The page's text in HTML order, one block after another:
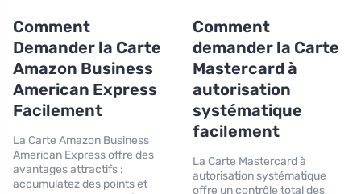
Comment
Demander la Carte
Amazon Business
American Express
Facilement
La Carte Amazon Business
American Express offre des
avantages attractifs :
accumulatez des points et
Comment
demander la Carte
Mastercard à
autorisation
systématique
facilement
La Carte Mastercard à
autorisation systématique
offre un contrôle total des